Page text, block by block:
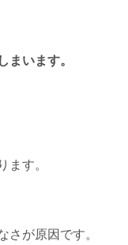
まいます。
ます。
さが原因です。